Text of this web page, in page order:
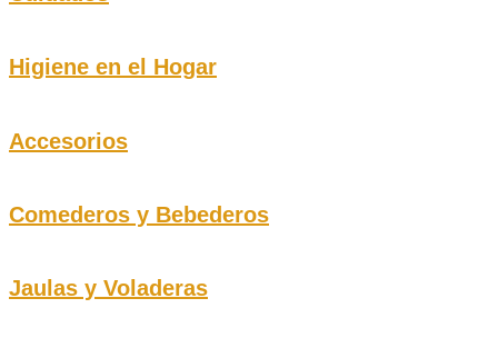
Higiene en el Hogar
Accesorios
Comederos y Bebederos
Jaulas y Voladeras